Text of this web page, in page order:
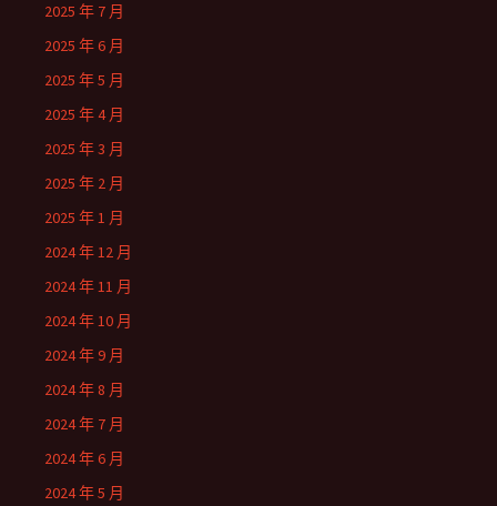
2025 年 7 月
2025 年 6 月
2025 年 5 月
2025 年 4 月
2025 年 3 月
2025 年 2 月
2025 年 1 月
2024 年 12 月
2024 年 11 月
2024 年 10 月
2024 年 9 月
2024 年 8 月
2024 年 7 月
2024 年 6 月
2024 年 5 月